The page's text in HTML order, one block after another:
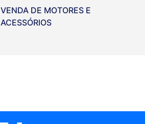
VENDA DE MOTORES E
ACESSÓRIOS